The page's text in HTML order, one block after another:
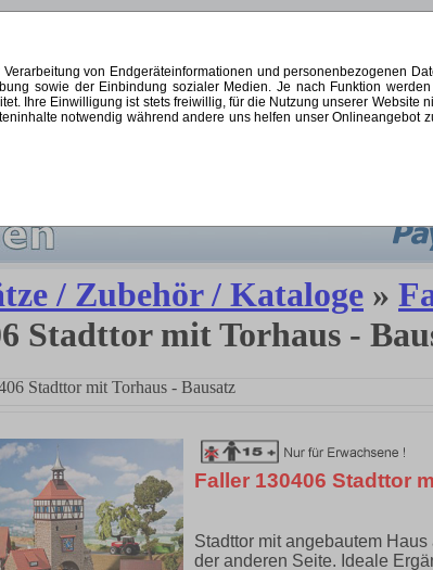
von Endgeräteinformationen und personenbezogenen
sowie der Einbindung sozialer Medien. Je nach Funktion
Ihre Einwilligung ist stets freiwillig, für die Nutzung unserer
notwendig während andere uns helfen unser Onlineangebot
/ Zubehör / Kataloge »
Stadttor mit Torhaus -
Stadttor mit Torhaus - Bausatz
Faller 130406 Stadttor
Stadttor mit angebautem
der anderen Seite. Ideale